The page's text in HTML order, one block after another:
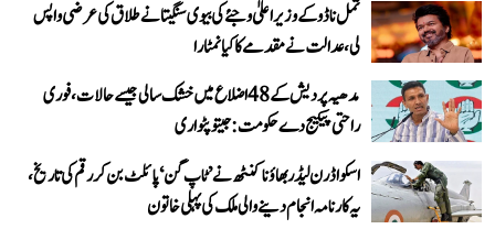
تمل ناڈو کے وزیر اعلیٰ وجئے کی بیوی سنگیتا نے طلاق کی عرضی واپس
لی، عدالت نے مقدمے کا کیا نمٹارا
مدھیہ پردیش کے 48 اضلاع میں خشک سالی جیسے حالات، فوری
راحتی پیکیج دے حکومت: جیتو پٹواری
اسکواڈرن لیڈر بھاؤنا کنٹھ نے ’ٹاپ گن‘ پائلٹ بن کر رقم کی تاریخ،
یہ کارنامہ انجام دینے والی ملک کی پہلی خاتون